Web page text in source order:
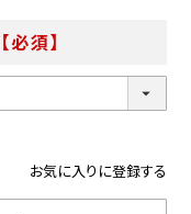
【必須】
お気に入りに登録する